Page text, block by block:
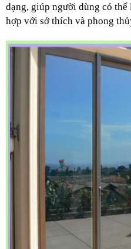
dạng, giúp người dùng có thể
hợp với sở thích và phong